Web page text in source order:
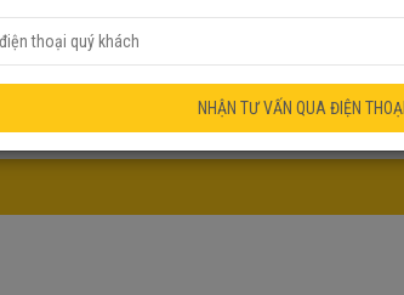
PHẨM QUẠT ĐỒ GIA DỤNG
NHẬN TƯ VẤN QUA ĐIỆN THOẠI